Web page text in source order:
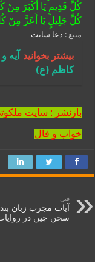
کُلِّ قَدِیمٍ یَا أَکْبَرَ
کُلِّ جَلِیلٍ یَا أَعَزَّ مِنْ
منبع : دعا سایت
بیشتر بخوانید آیه
کاظم (ع)
بازنشر : سایت
خواب و فال
قبل
آیات مجرب زبان
سخن چین در